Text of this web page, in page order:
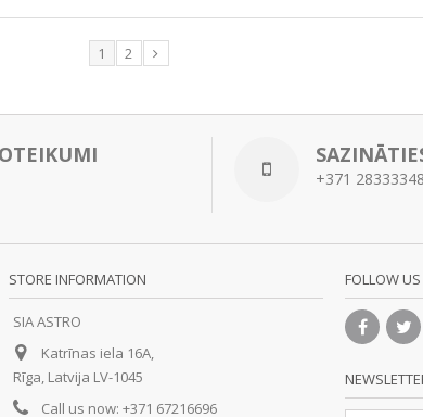
1 2
+371
STORE INFORMATION
SIA ASTRO
Katrīnas iela 16A,
Rīga, Latvija LV-1045
Call us now: +371 67216696
FOLLOW US